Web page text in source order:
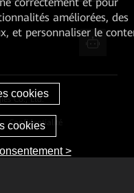
Co., Ltd.
Confidentialité
améliorées, des
et personnaliser le
>